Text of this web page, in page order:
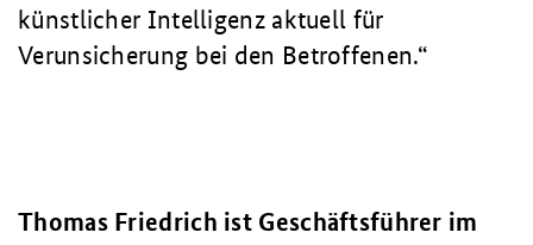
künstlicher Intelligenz aktuell für
Verunsicherung bei den Betroffenen.
Thomas Friedrich ist Geschäftsführer im